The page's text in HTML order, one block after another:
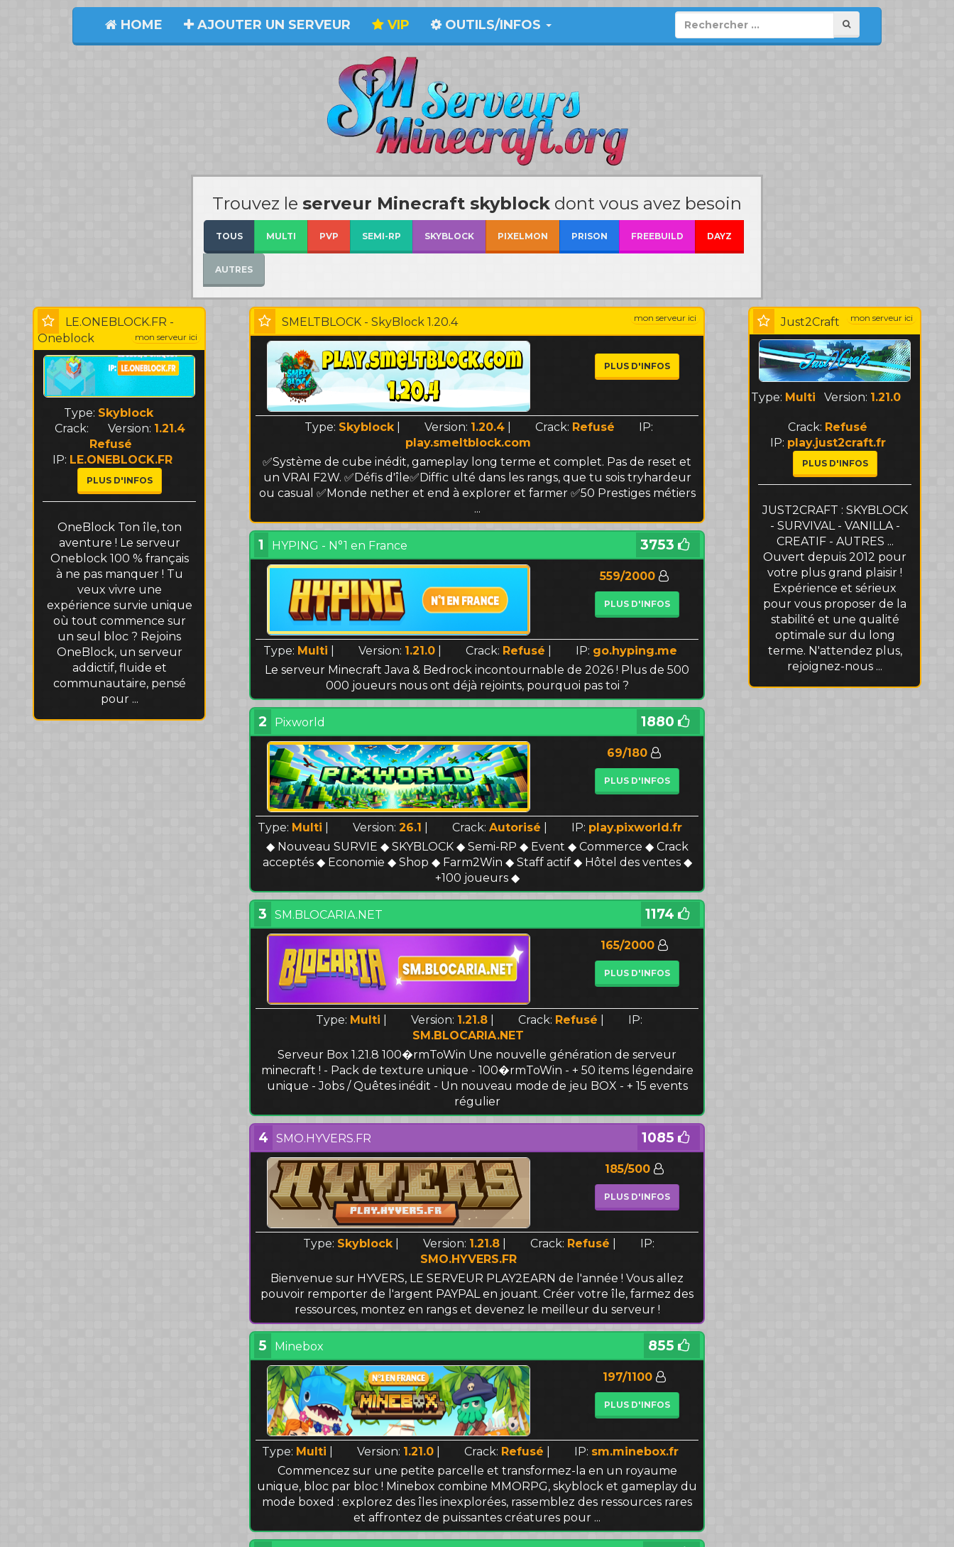
HOME AJOUTER UN SERVEUR VIP OUTILS/INFOS
Trouvez le serveur Minecraft skyblockdont vous avez besoin
TOUS MULTI PVP SEMI-RP SKYBLOCK PIXELMON PRISON FREEBUILD DAYZ
AUTRES
LE.ONEBLOCK.FR -
Oneblock
mon serveur ici
Type: Skyblock
Version: 1.21.4
Crack:
Refusé
IP: LE.ONEBLOCK.FR
PLUS D'INFOS
OneBlock Ton île, ton
aventure ! Le serveur
Oneblock 100 % français
à ne pas manquer ! Tu
veux vivre une
expérience survie unique
où tout commence sur
un seul bloc ? Rejoins
OneBlock, un serveur
addictif, fluide et
communautaire, pensé
pour ...
Just2Craft mon serveur ici
Type: Multi Version: 1.21.0
Crack: Refusé
IP: play.just2craft.fr
PLUS D'INFOS
JUST2CRAFT : SKYBLOCK
- SURVIVAL - VANILLA -
CREATIF - AUTRES ...
Ouvert depuis 2012 pour
votre plus grand plaisir !
Expérience et sérieux
pour vous proposer de la
stabilité et une qualité
optimale sur du long
terme. N'attendez plus,
rejoignez-nous ...
SMELTBLOCK - SkyBlock 1.20.4 mon serveur ici
PLUS D'INFOS
Type: Skyblock| Version: 1.20.4 Crack: Refusé
IP:
play.smeltblock.com
✅Système de cube inédit, gameplay long terme et complet. Pas de reset et
un VRAI F2W. ✅Défis d'île✅Diffic ulté dans les rangs, que tu sois tryhardeur
ou casual ✅Monde nether et end à explorer et farmer ✅50 Prestiges métiers
...
1 HYPING - N°1 en France 3753
559/2000
PLUS D'INFOS
Type: Multi Version: 1.21.0| Crack: Refusé IP: go.hyping.me
Le serveur Minecraft Java & Bedrock incontournable de 2026 ! Plus de 500
000 joueurs nous ont déjà rejoints, pourquoi pas toi ?
2 Pixworld 1880
69/180
PLUS D'INFOS
Type: Multi Version: 26.1 Crack: Autorisé IP: play.pixworld.fr
◆ Nouveau SURVIE ◆ SKYBLOCK ◆ Semi-RP ◆ Event ◆ Commerce ◆ Crack
acceptés ◆ Economie ◆ Shop ◆ Farm2Win ◆ Staff actif ◆ Hôtel des ventes ◆
+100 joueurs ◆
3 SM.BLOCARIA.NET 1174
165/2000
PLUS D'INFOS
Type: Multi Version: 1.21.8| Crack: Refusé
IP:
SM.BLOCARIA.NET
Serveur Box 1.21.8 100�rmToWin Une nouvelle génération de serveur
minecraft ! - Pack de texture unique - 100�rmToWin - + 50 items légendaire
unique - Jobs / Quêtes inédit - Un nouveau mode de jeu BOX - + 15 events
régulier
4 SMO.HYVERS.FR 1085
185/500
PLUS D'INFOS
Type: Skyblock| Version: 1.21.8 Crack: Refusé
IP:
SMO.HYVERS.FR
Bienvenue sur HYVERS, LE SERVEUR PLAY2EARN de l'année ! Vous allez
pouvoir remporter de l'argent PAYPAL en jouant. Créer votre île, farmez des
ressources, montez en rangs et devenez le meilleur du serveur !
5 Minebox 855
197/1100
PLUS D'INFOS
Type: Multi Version: 1.21.0| Crack: Refusé IP: sm.minebox.fr
Commencez sur une petite parcelle et transformez-la en un royaume
unique, bloc par bloc ! Minebox combine MMORPG, skyblock et gameplay du
mode boxed : explorez des îles inexplorées, rassemblez des ressources rares
et affrontez de puissantes créatures pour ...